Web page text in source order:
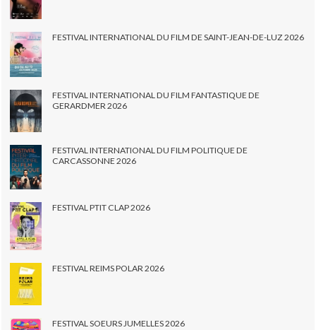
FESTIVAL INTERNATIONAL DU FILM DE SAINT-JEAN-DE-LUZ 2026
FESTIVAL INTERNATIONAL DU FILM FANTASTIQUE DE
GERARDMER 2026
FESTIVAL INTERNATIONAL DU FILM POLITIQUE DE
CARCASSONNE 2026
FESTIVAL PTIT CLAP 2026
FESTIVAL REIMS POLAR 2026
FESTIVAL SOEURS JUMELLES 2026